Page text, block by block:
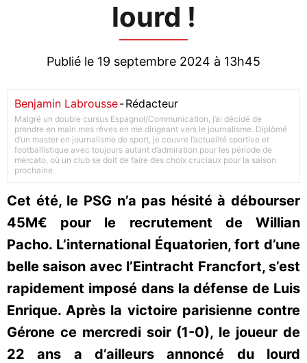
lourd !
Publié le 19 septembre 2024 à 13h45
Benjamin Labrousse-Rédacteur
Malgré un double cursus Espagnol/Communication, j’ai décidé de
prendre en main mes rêves en me dirigeant vers le journalisme. Diplômé
d’un master en journalisme de sport, je couvre l’actualité sportive et
footballistique avec toujours autant d’admiration pour les période de
mercato, où un club se doit de faire des choix cruciaux pour la saison
prochaine.
Cet été, le PSG n’a pas hésité à débourser
45M€ pour le recrutement de Willian
Pacho. L’international Équatorien, fort d’une
belle saison avec l’Eintracht Francfort, s’est
rapidement imposé dans la défense de Luis
Enrique. Après la victoire parisienne contre
Gérone ce mercredi soir (1-0), le joueur de
22 ans a d’ailleurs annoncé du lourd